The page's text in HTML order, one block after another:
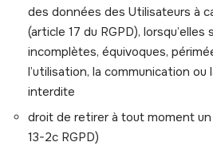
des données des Utilisateurs à
(article 17 du RGPD),
incomplètes, équivoques,
l’utilisation, la communication
interdite
droit de retirer à tout moment
13-2c RGPD)